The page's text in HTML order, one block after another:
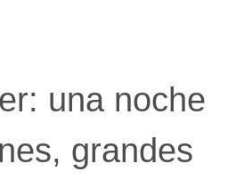
una noche
grandes